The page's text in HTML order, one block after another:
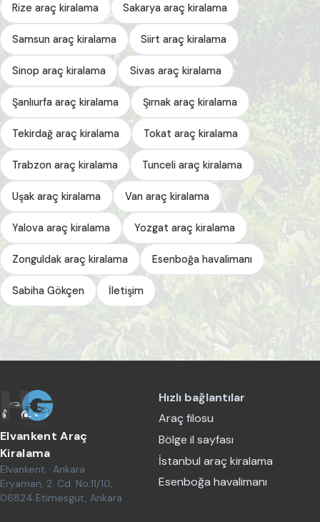
Rize araç kiralama Sakarya araç kiralama
Samsun araç kiralama Siirt araç kiralama
Sinop araç kiralama Sivas araç kiralama
Şanlıurfa araç kiralama Şırnak araç kiralama
Tekirdağ araç kiralama Tokat araç kiralama
Trabzon araç kiralama Tunceli araç kiralama
Uşak araç kiralama Van araç kiralama
Yalova araç kiralama Yozgat araç kiralama
Zonguldak araç kiralama Esenboğa havalimanı
Sabiha Gökçen İletişim
Elvankent Araç
Kiralama
Elvankent · Ankara ·
Eryaman, 2. Cd. No:11/10,
06824 Etimesgut, Ankara
Hızlı bağlantılar
Araç filosu
Bölge il sayfası
İstanbul araç kiralama
Esenboğa havalimanı